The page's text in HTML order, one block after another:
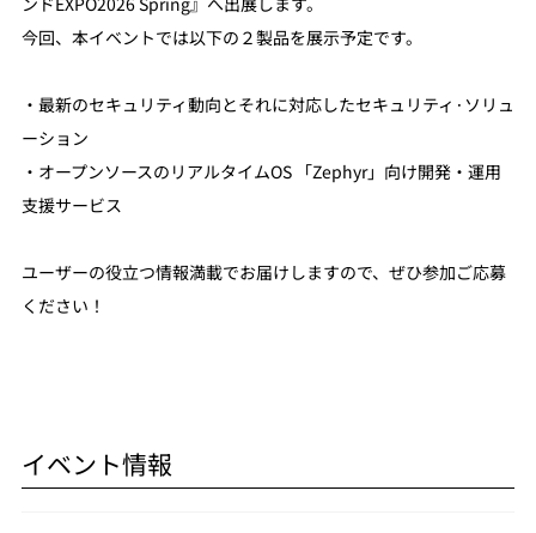
今回、本イベントでは以下の２製品を展示予定です。
・最新のセキュリティ動向とそれに対応したセキュリティ·ソリュ
ーション
・オープンソースのリアルタイムOS 「Zephyr」向け開発・運用
支援サービス
ユーザーの役立つ情報満載でお届けしますので、ぜひ参加ご応募
ください！
イベント情報